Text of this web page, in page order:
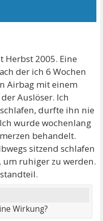
Herbst 2005. Eine
der ich 6 Wochen
Airbag mit einem
Auslöser. Ich
durfte ihn nie
wurde wochenlang
behandelt.
sitzend schlafen
um ruhiger zu werden.
Wirkung?